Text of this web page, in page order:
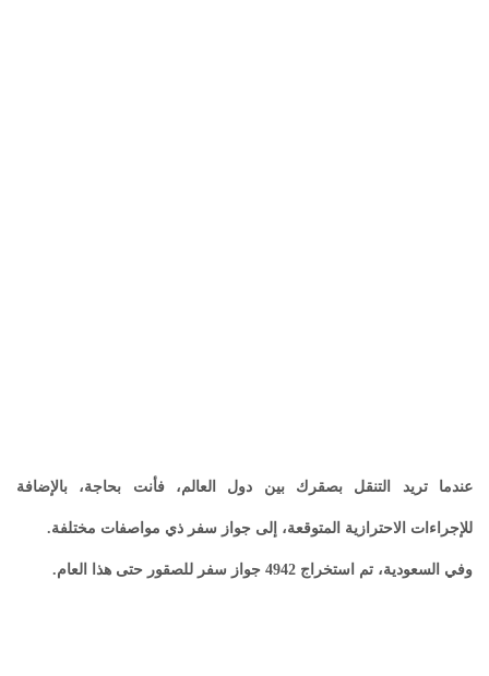
عندما تريد التنقل بصقرك بين دول العالم، فأنت بحاجة، بالإضافة
للإجراءات الاحترازية المتوقعة، إلى جواز سفر ذي مواصفات مختلفة.
وفي السعودية، تم استخراج 4942 جواز سفر للصقور حتى هذا العام.